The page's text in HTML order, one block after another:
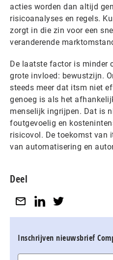
acties worden dan altijd
risicoanalyses en regels.
zorgt in die zin voor een
veranderende
De laatste factor is minder
grote invloed: bewustzijn.
steeds meer dat itsm niet
genoeg is als het
menselijk ingrijpen. Dat is
foutgevoelig en
risicovol. De toekomst van
van automatisering en
Deel
Inschrijven nieuwsbrief